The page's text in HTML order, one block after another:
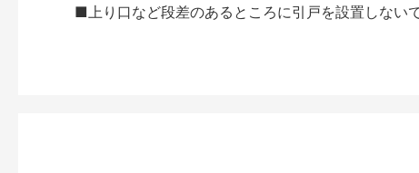
■上り口など段差のあるところに引戸を設置しない